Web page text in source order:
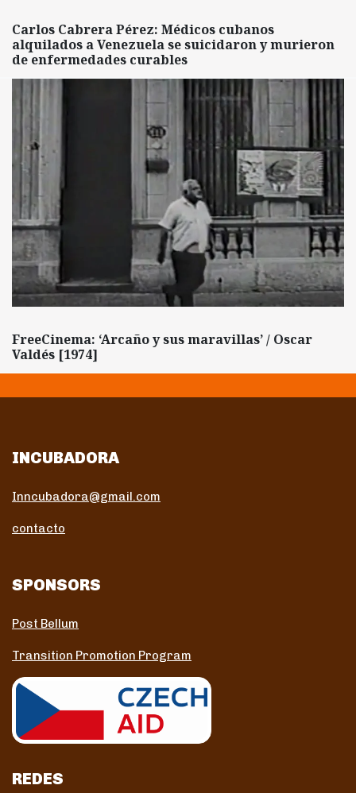
Carlos Cabrera Pérez: Médicos cubanos
alquilados a Venezuela se suicidaron y murieron
de enfermedades curables
FreeCinema: ‘Arcaño y sus maravillas’ / Oscar
Valdés [1974]
INCUBADORA
Inncubadora@gmail.com
contacto
SPONSORS
Post Bellum
Transition Promotion Program
REDES